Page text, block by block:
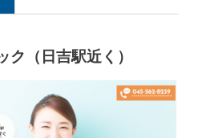
ク（日吉駅近く）